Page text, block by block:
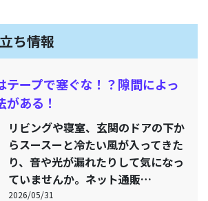
ち情報
テープで塞ぐな！？隙間によっ
ある！
リビングや寝室、玄関のドアの下か
らスースーと冷たい風が入ってきた
り、音や光が漏れたりして気になっ
ていませんか。ネット通販…
2026/05/31